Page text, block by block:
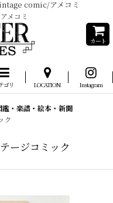
comic/アメコミ
メコミ
カート
ゴリ LOCATION Instagram
・楽譜・絵本・新聞
ク
ージコミック